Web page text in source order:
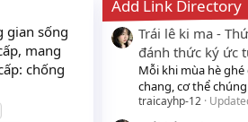
gian sống
mang
chống
Add Link Directory
Trái lê ki ma -
đánh thức ký ức
Mỗi khi mùa hè
chang, cơ thể
traicayhp-12